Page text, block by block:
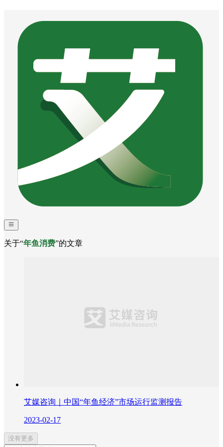
关于“年鱼消费”的文章
艾媒咨询｜中国“年鱼经济”市场运行监测报告
2023-02-17
没有更多